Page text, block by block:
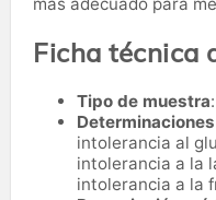
Ficha técnica
Tipo de muestra
intolerancia al
intolerancia a la
intolerancia a la